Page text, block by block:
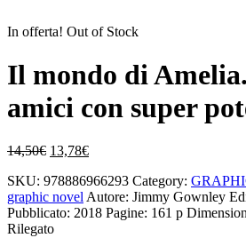
In offerta! Out of Stock
Il mondo di
amici con super
14,50€ Il
originale
era:
14,50€.
13,78€Il
attuale
è:
13,78€.
SKU: 978886966293 Category:
graphic novelAutore: Jimmy Gownley
Pubblicato: 2018 Pagine: 161 p
Rilegato